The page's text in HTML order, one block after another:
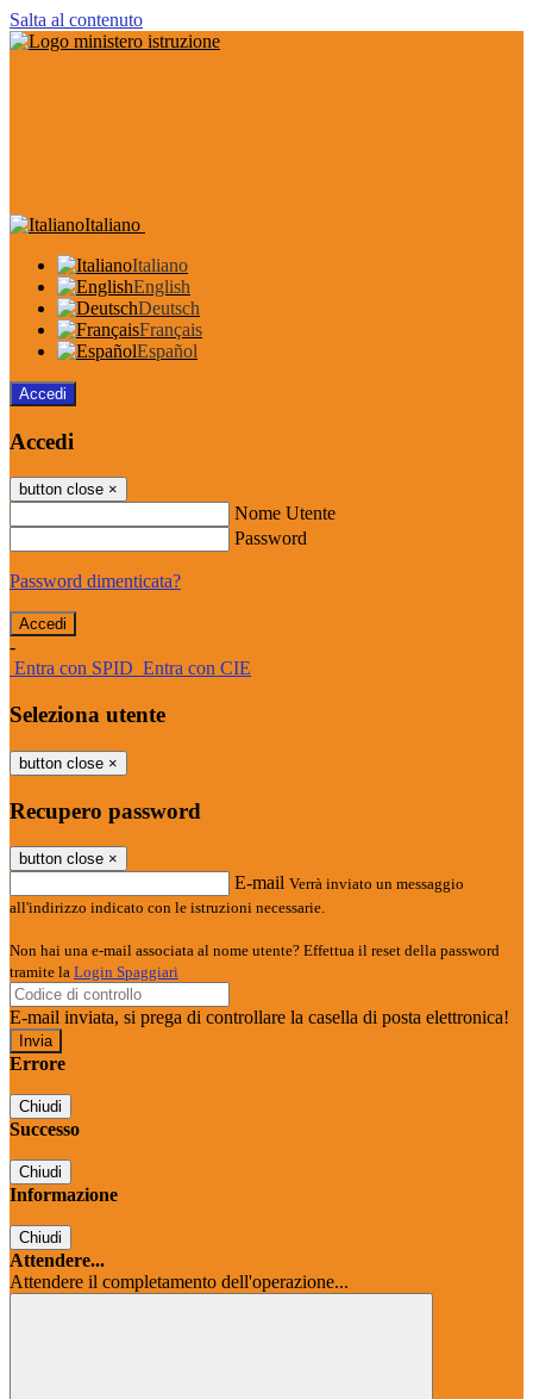
Salta al contenuto
Italiano
Italiano
English
Deutsch
Français
Español
Accedi
Accedi
button close ×
Nome Utente
Password
Password dimenticata?
-
Entra con SPID Entra con CIE
Seleziona utente
button close ×
Recupero password
button close ×
E-mail Verrà inviato un messaggio
all'indirizzo indicato con le istruzioni necessarie.
Non hai una e-mail associata al nome utente? Effettua il reset della password
tramite la Login Spaggiari
E-mail inviata, si prega di controllare la casella di posta elettronica!
Errore
Chiudi
Successo
Chiudi
Informazione
Chiudi
Attendere...
Attendere il completamento dell'operazione...